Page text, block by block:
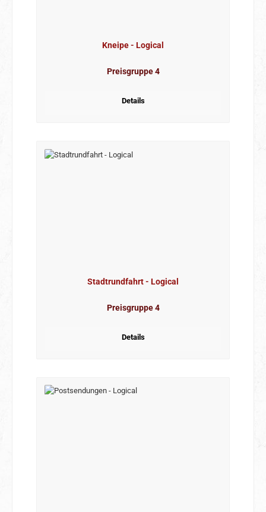
Kneipe - Logical
Preisgruppe 4
Details
Stadtrundfahrt - Logical
Preisgruppe 4
Details